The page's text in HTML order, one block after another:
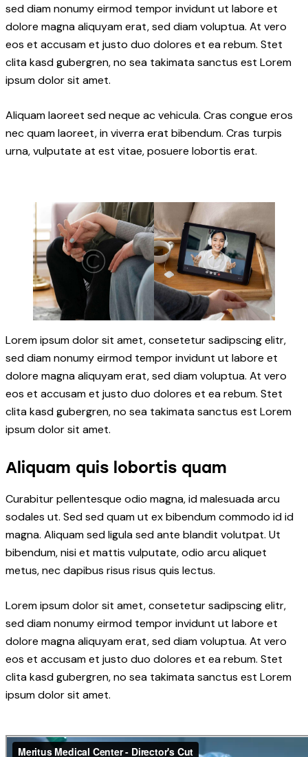
sed diam nonumy eirmod tempor invidunt ut labore et
dolore magna aliquyam erat, sed diam voluptua. At vero
eos et accusam et justo duo dolores et ea rebum. Stet
clita kasd gubergren, no sea takimata sanctus est Lorem
ipsum dolor sit amet.
Aliquam laoreet sed neque ac vehicula. Cras congue eros
nec quam laoreet, in viverra erat bibendum. Cras turpis
urna, vulputate at est vitae, posuere lobortis erat.
Lorem ipsum dolor sit amet, consetetur sadipscing elitr,
sed diam nonumy eirmod tempor invidunt ut labore et
dolore magna aliquyam erat, sed diam voluptua. At vero
eos et accusam et justo duo dolores et ea rebum. Stet
clita kasd gubergren, no sea takimata sanctus est Lorem
ipsum dolor sit amet.
Aliquam quis lobortis quam
Curabitur pellentesque odio magna, id malesuada arcu
sodales ut. Sed sed quam ut ex bibendum commodo id id
magna. Aliquam sed ligula sed ante blandit volutpat. Ut
bibendum, nisi et mattis vulputate, odio arcu aliquet
metus, nec dapibus risus risus quis lectus.
Lorem ipsum dolor sit amet, consetetur sadipscing elitr,
sed diam nonumy eirmod tempor invidunt ut labore et
dolore magna aliquyam erat, sed diam voluptua. At vero
eos et accusam et justo duo dolores et ea rebum. Stet
clita kasd gubergren, no sea takimata sanctus est Lorem
ipsum dolor sit amet.